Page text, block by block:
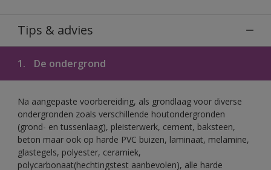
Tips & advies
1. De ondergrond
Na aangepaste voorbereiding, als grondlaag voor diverse
ondergronden zoals verschillende houtondergronden
(grond- en tussenlaag), pleisterwerk, cement, baksteen,
beton maar ook op harde PVC buizen, laminaat, melamine,
glastegels, polyester, ceramiek,
polycarbonaat(hechtingstest aanbevolen), alle harde